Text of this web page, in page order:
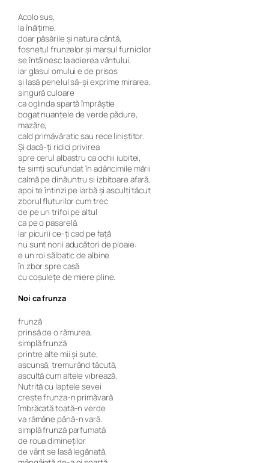
Acolo sus,
la înălţime,
doar păsările şi natura cântă,
foşnetul frunzelor şi marşul furnicilor
se întâlnesc la adierea vântului,
iar glasul omului e de prisos
și lasă penelul să-şi exprime mirarea.
singură culoare
ca oglinda spartă împrăştie
bogat nuanţele de verde pădure,
mazăre,
cald primăvăratic sau rece liniştitor.
Şi dacă-ţi ridici privirea
spre cerul albastru ca ochii iubitei,
te simţi scufundat în adâncimile mării
calmă pe dinăuntru şi izbitoare afară,
apoi te întinzi pe iarbă şi asculţi tăcut
zborul fluturilor cum trec
de pe un trifoi pe altul
ca pe o pasarelă.
Iar picurii ce-ți cad pe față
nu sunt norii aducători de ploaie:
e un roi sălbatic de albine
în zbor spre casă
cu coşuleţe de miere pline.
Noi ca frunza
frunză
prinsă de o rămurea,
simplă frunză
printre alte mii şi sute,
ascunsă, tremurând tăcută,
ascultă cum altele vibrează.
Nutrită cu laptele sevei
crește frunza-n primăvară
îmbrăcată toată-n verde
va rămâne până-n vară.
simplă frunză parfumată
de roua dimineţilor
de vânt se lasă legănată,